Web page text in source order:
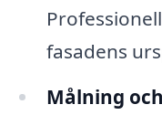
fasadens
Målning